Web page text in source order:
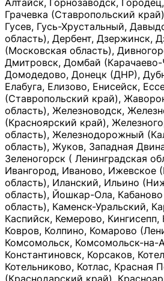
Алтайск, Горнозаводск,
Грачевка (Ставропольский
Гусев, Гусь-Хрустальный,
область), Дербент, Дзержинск,
(Московская область),
Дмитровск, Домбай (Карачаево-
Домодедово, Донецк (ДНР),
Елабуга, Елизово, Енисейск,
(Ставропольский край),
область), Железноводск,
(Красноярский край),
область), Железнодорожный
область), Жуков, Западная
Зеленогорск ( Ленинградская
Ивангород, Иваново, Ижевское
область), Иланский, Ильино
область), Йошкар-Ола,
область), Каменск-Уральский,
Каспийск, Кемерово,
Ковров, Колпино, Комарово
Комсомольск, Комсомольск-на-
Константиновск, Корсаков,
Котельниково, Котлас, Красная
(Краснодарский край),